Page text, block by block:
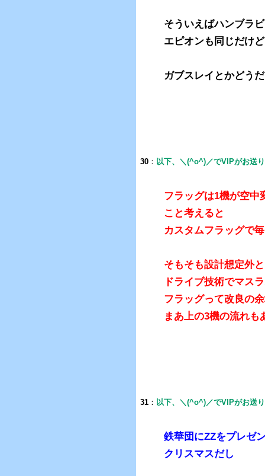
そういえばハンブラ
エピオンも同じだけど
ガブスレイとかどう
30 ： 以下、＼(^o^)／でVIPがお送
フラッグは1機が空中
こと考えると
カスタムフラッグで
そもそも設計想定外
ドライブ技術でマス
フラッグって改良の
まあ上の3機の流れ
31 ： 以下、＼(^o^)／でVIPがお送
鉄華団にZZをプレゼ
クリスマスだし